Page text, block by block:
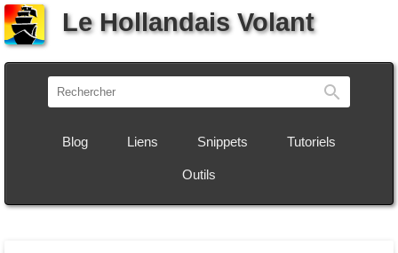
Le Hollandais Volant
Blog Liens Snippets Tutoriels
Outils